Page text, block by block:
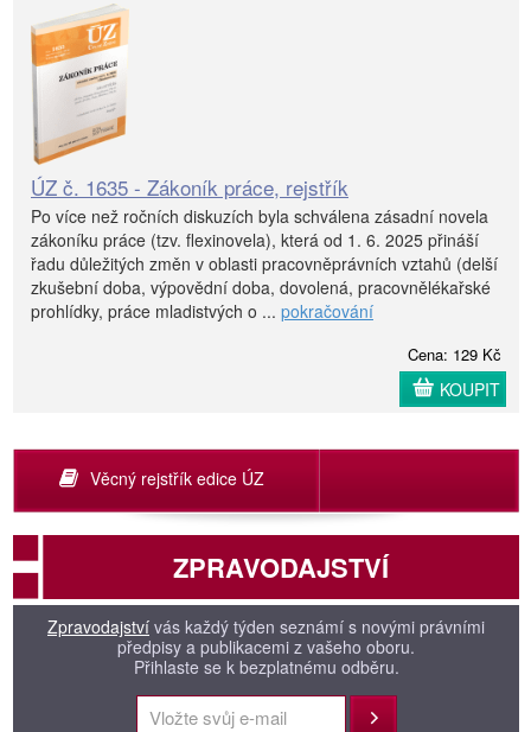
ÚZ č. 1635 - Zákoník práce, rejstřík
Po více než ročních diskuzích byla schválena zásadní novela
zákoníku práce (tzv. flexinovela), která od 1. 6. 2025 přináší
řadu důležitých změn v oblasti pracovněprávních vztahů (delší
zkušební doba, výpovědní doba, dovolená, pracovnělékařské
prohlídky, práce mladistvých o ... pokračování
Cena: 129 Kč
KOUPIT
Věcný rejstřík edice ÚZ
ZPRAVODAJSTVÍ
Zpravodajství vás každý týden seznámí s novými právními
předpisy a publikacemi z vašeho oboru.
Přihlaste se k bezplatnému odběru.
Přihlásit